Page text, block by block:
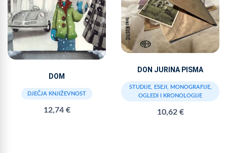
DOM
DJEČJA KNJIŽEVNOST
12,74 €
DON JURINA PISMA
STUDIJE, ESEJI, MONOGRAFIJE,
OGLEDI I KRONOLOGIJE
10,62 €